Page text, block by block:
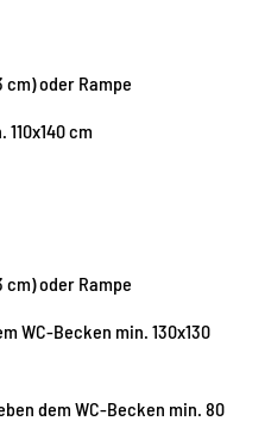
cm) oder Rampe
cm
cm) oder Rampe
WC-Becken min. 130x130
dem WC-Becken min. 80